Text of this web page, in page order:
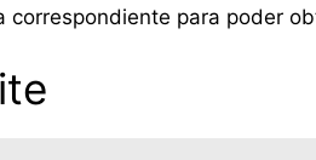
correspondiente para poder